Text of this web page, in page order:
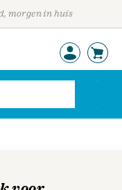
morgen in huis